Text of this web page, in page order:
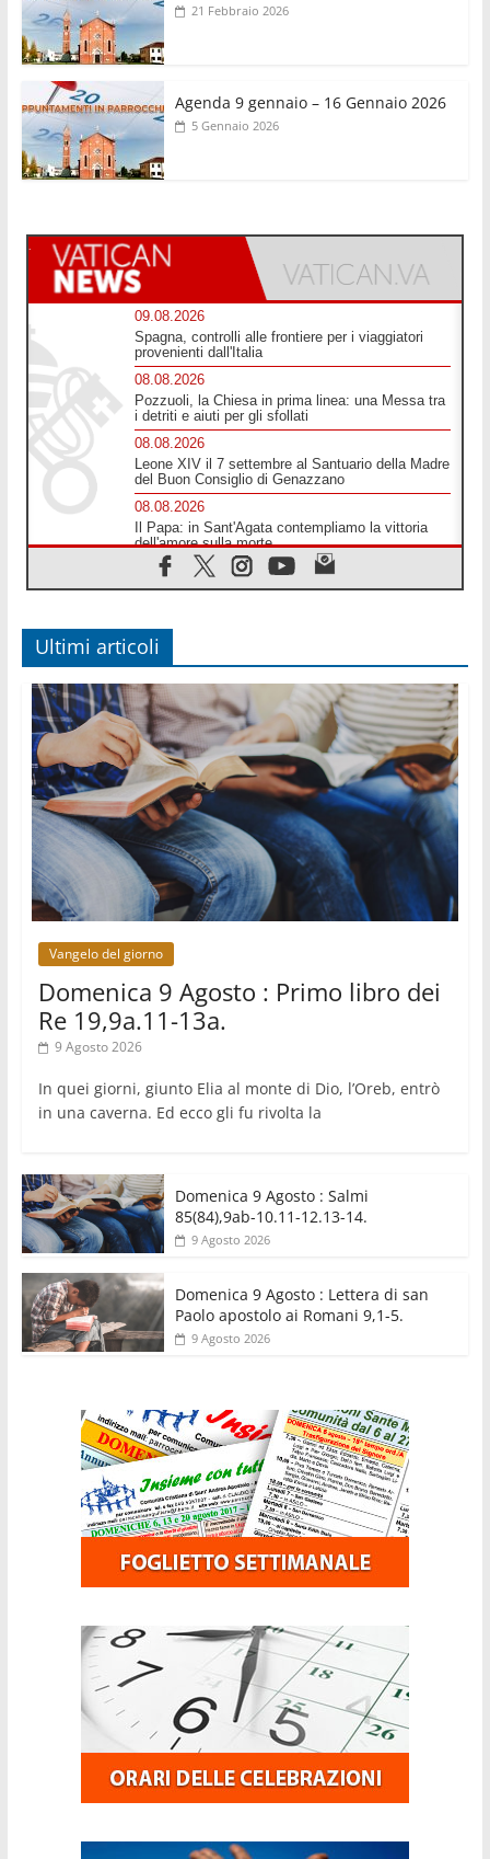
21 Febbraio 2026
Agenda 9 gennaio – 16 Gennaio 2026
5 Gennaio 2026
09.08.2026
Spagna, controlli alle frontiere per i viaggiatori
provenienti dall'Italia
08.08.2026
Pozzuoli, la Chiesa in prima linea: una Messa tra
i detriti e aiuti per gli sfollati
08.08.2026
Leone XIV il 7 settembre al Santuario della Madre
del Buon Consiglio di Genazzano
08.08.2026
Il Papa: in Sant'Agata contempliamo la vittoria
dell'amore sulla morte
08.08.2026
Hebdomada Papae: il Gr in latino dell'8 agosto
Spin Time, Reina: Cristo non abita nei palazzi del
potere ma si identifica coi senzatetto
08.08.2026
SIGNIS 2026, la comunicazione al servizio del
Vangelo
08.08.2026
Argentina, l'arcivescovo Colombo: "La visita del
Papa messaggio di pace e dignità"
08.08.2026
Tonalestate 2026, i giovani sconfiggono la paura
08.08.2026
Marcinelle, 70 anni dopo istituita la Giornata
europea per le vittime sul lavoro
Ultimi articoli
Vangelo del giorno
Domenica 9 Agosto : Primo libro dei
Re 19,9a.11-13a.
9 Agosto 2026
In quei giorni, giunto Elia al monte di Dio, l’Oreb, entrò
in una caverna. Ed ecco gli fu rivolta la
Domenica 9 Agosto : Salmi
85(84),9ab-10.11-12.13-14.
9 Agosto 2026
Domenica 9 Agosto : Lettera di san
Paolo apostolo ai Romani 9,1-5.
9 Agosto 2026